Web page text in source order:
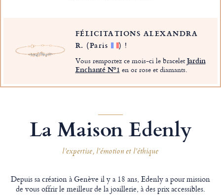
FÉLICITATIONS ALEXANDRA
R. (Paris ) !
Vous remportez ce mois-ci le braceletJardin
Enchanté Nº1 en or rose et diamants.
La Maison Edenly
l’expertise, l’émotion et l’éthique
Depuis sa création à Genève il y a 18 ans, Edenly a pour mission
de vous offrir le meilleur de la joaillerie, à des prix accessibles.